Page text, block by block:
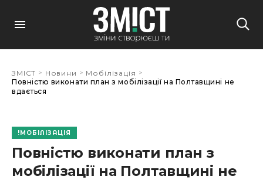
ЗМІСТ > Новини > Мобілізація >
Повністю виконати план з мобілізації на Полтавщині не
вдається
МОБІЛІЗАЦІЯ
Повністю виконати план з
мобілізації на Полтавщині не